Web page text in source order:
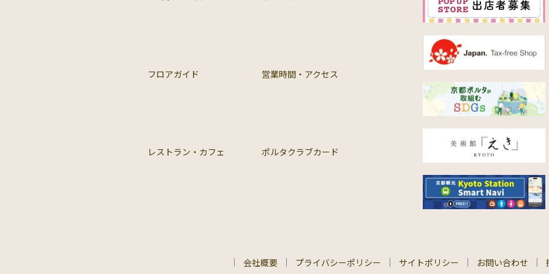
フロアガイド 営業時間・アクセス
レストラン・カフェ ポルタクラブカード
会社概要 プライバシーポリシー サイトポリシー お問い合わせ